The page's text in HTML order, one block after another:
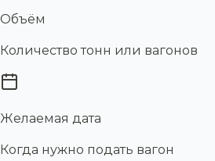
Объём
Количество тонн или вагонов
Желаемая дата
Когда нужно подать вагон